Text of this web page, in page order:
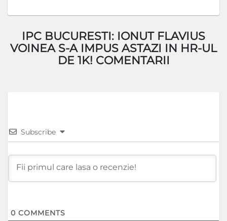
IPC BUCURESTI: IONUT FLAVIUS
VOINEA S-A IMPUS ASTAZI IN HR-UL
DE 1K! COMENTARII
Subscribe
0 COMMENTS